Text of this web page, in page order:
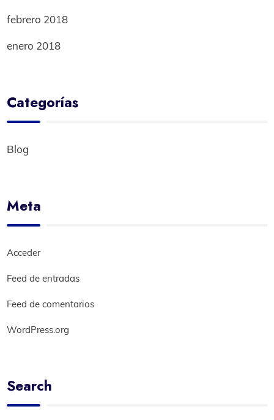
febrero 2018
enero 2018
Categorías
Blog
Meta
Acceder
Feed de entradas
Feed de comentarios
WordPress.org
Search